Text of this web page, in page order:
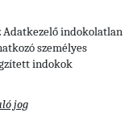
Adatkezelő indokolatlan
személyes
indokok
jog